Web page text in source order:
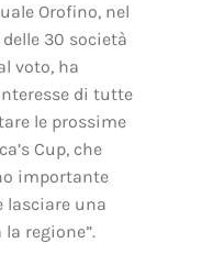
Orofino, nel
30 società
voto, ha
di tutte
le prossime
Cup, che
importante
lasciare una
regione”.